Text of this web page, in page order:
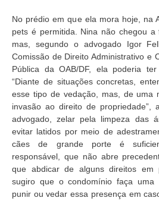
No prédio em que ela mora hoje, na
pets é permitida. Nina não chegou a
mas, segundo o advogado Igor
Comissão de Direito Administrativo e
Pública da OAB/DF, ela poderia
“Diante de situações concretas,
esse tipo de vedação, mas, de uma
invasão ao direito de propriedade”,
advogado, zelar pela limpeza das
evitar latidos por meio de
cães de grande porte é
responsável, que não abre
que abdicar de alguns direitos em
sugiro que o condomínio faça uma
punir ou vedar essa presença em